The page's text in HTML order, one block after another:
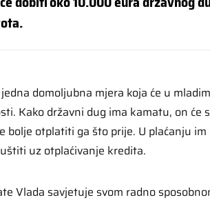
domoljubna mjera koja će u
Kako državni dug ima kamatu, on će
bolje otplatiti ga što prije. U plaćanju im
uz otplaćivanje kredita.
Vlada savjetuje svom radno